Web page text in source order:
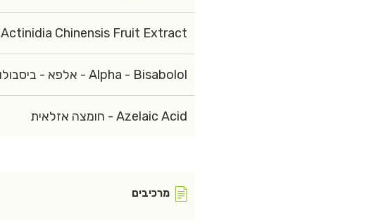
Actinidia Chinensis Fruit Extract-תמצית פרי הקיווי
Alpha - Bisabolol - אלפא - ביסבולול
Azelaic Acid - חומצה אזלאית
מרכיבים